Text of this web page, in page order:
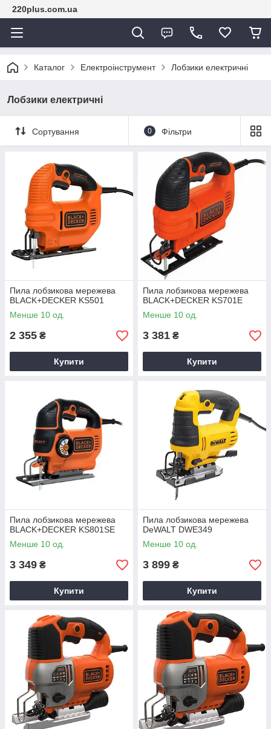
220plus.com.ua
Каталог Електроінструмент Лобзики електричні
Лобзики електричні
Сортування 0 Фільтри
Пила лобзикова мережева
BLACK+DECKER KS501
Менше 10 од.
2 355 ₴
Купити
Пила лобзикова мережева
BLACK+DECKER KS701E
Менше 10 од.
3 381 ₴
Купити
Пила лобзикова мережева
BLACK+DECKER KS801SE
Менше 10 од.
3 349 ₴
Купити
Пила лобзикова мережева
DeWALT DWE349
Менше 10 од.
3 899 ₴
Купити